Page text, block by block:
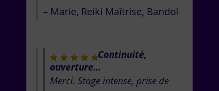
Marie Reiki Maîtrise Bandol
Continuité,
ouverture...
Merci. Stage intense, prise de